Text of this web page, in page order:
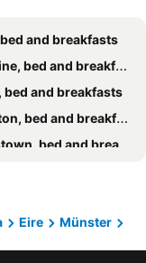
and breakfasts
bed and breakfasts
bed and breakfasts
bed and breakfasts
bed and breakfasts
bed and breakfasts
bed and breakfasts
bed and breakfasts
Eire
Münster